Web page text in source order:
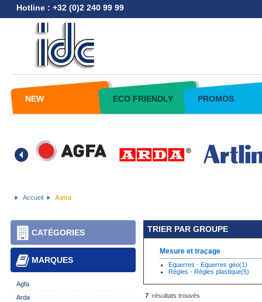
Hotline : +32 (0)2 240 99 99
NEW ECO FRIENDLY PROMOS
Accueil Astra
CATÉGORIES
MARQUES
Agfa
Arda
TRIER PAR GROUPE
Mesure et traçage
Equerres - Equerres géo(1)
Règles - Règles plastique(5)
7 résultats trouvés